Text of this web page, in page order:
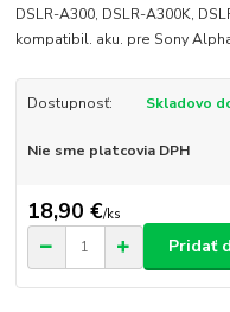
DSLR-A300, DSLR-A300K,
kompatibil. aku. pre Sony
Dostupnosť: Skladovo
Nie sme platcovia DPH
18,90 €/ks
Pridať